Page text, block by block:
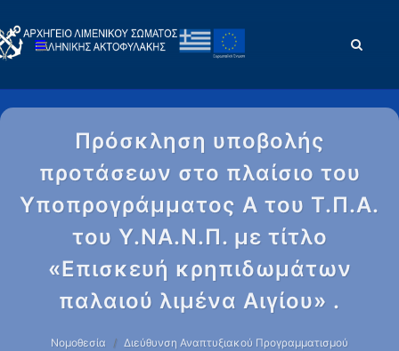
Πρόσκληση υποβολής
προτάσεων στο πλαίσιο του
Υποπρογράμματος Α του Τ.Π.Α.
του Υ.ΝΑ.Ν.Π. με τίτλο
«Επισκευή κρηπιδωμάτων
παλαιού λιμένα Αιγίου» .
Νομοθεσία
Διεύθυνση Αναπτυξιακού Προγραμματισμού